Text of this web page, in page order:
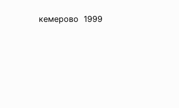
кемерово 1999